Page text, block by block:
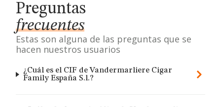
Preguntas
frecuentes
Estas son alguna de las preguntas que se
hacen nuestros usuarios
¿Cuál es el CIF de Vandermarliere Cigar
Family España S.l.?